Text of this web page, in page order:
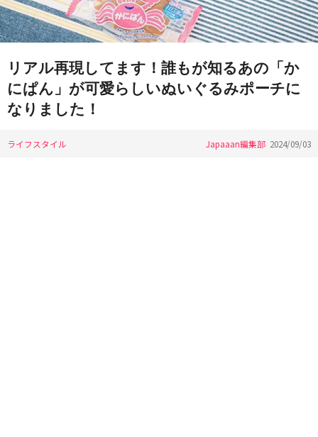
リアル再現してます！誰もが知るあの「か
にぱん」が可愛らしいぬいぐるみポーチに
なりました！
ライフスタイル Japaaan編集部 2024/09/03